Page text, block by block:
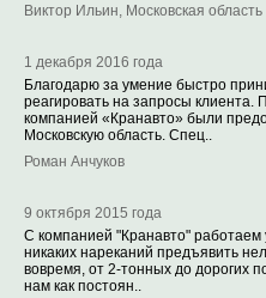
Виктор Ильин, Московская область
1 декабря 2016 года
Благодарю за умение быстро
реагировать на запросы клиента.
компанией «Кранавто» были
Московскую область. Спец..
Роман Анчуков
9 октября 2015 года
С компанией "Кранавто" работаем
никаких нареканий предъявить
вовремя, от 2-тонных до дорогих
нам как постоян..